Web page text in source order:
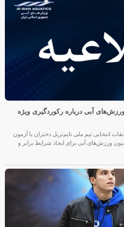
ورزش‌های آبی درباره رکوردگیری ویژه
انتخابی تیم ملی تایم‌تریل دختران با آزمون
ورزش‌های آبی برای ایجاد شرایط برابر و